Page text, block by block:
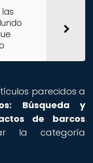
parecidos a
Búsqueda y
de barcos
la categoría